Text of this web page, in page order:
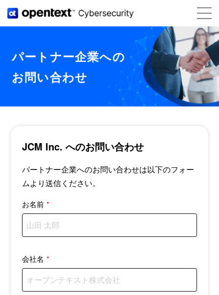
パートナー企業への
お問い合わせ
JCM Inc. へのお問い合わせ
パートナー企業へのお問い合わせは以下のフォー
ムより送信ください。
お名前 *
会社名 *